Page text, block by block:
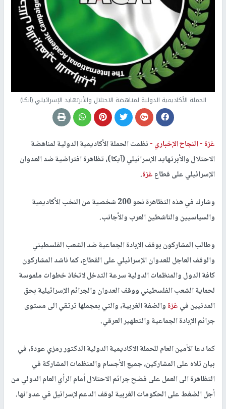
الحملة الأكاديمية الدولية لمناهضة الاحتلال والأبرتهايد الإسرائيلي (آيكا)
غزة -النجاح الإخباري -نظمت الحملة الأكاديمية الدولية لمناهضة
الاحتلال والأبرتهايد الإسرائيلي (آيكا)، تظاهرة افتراضية ضد العدوان
الإسرائيلي على قطاعغزة.
وشارك في هذه التظاهرة نحو 200 شخصية من النخب الأكاديمية
والسياسيين والناشطين العرب والأجانب.
وطالب المشاركون بوقف الإبادة الجماعية ضد الشعب الفلسطيني
والوقف العاجل للعدوان الإسرائيلي على القطاع، كما ناشد المشاركون
كافة الدول والمنظمات الدولية سرعة التدخل لاتخاذ خطوات ملموسة
لحماية الشعب الفلسطيني ووقف العدوان والجرائم الإسرائيلية بحق
المدنيين فيغزةوالضفة الغربية، والتي بمجملها ترتقي الى مستوى
جرائم الإبادة الجماعية والتطهير العرقي.
كما دعا الأمين العام للحملة الاكاديمية الدولية الدكتور رمزي عودة، في
بيان تلاه على المشاركين، جميع الأجسام والمنظمات المشاركة في
التظاهرة الى العمل على فضح جرائم الاحتلال أمام الرأي العام الدولي من
أجل الضغط على الحكومات الغربية لوقف الدعم لإسرائيل في عدوانها.